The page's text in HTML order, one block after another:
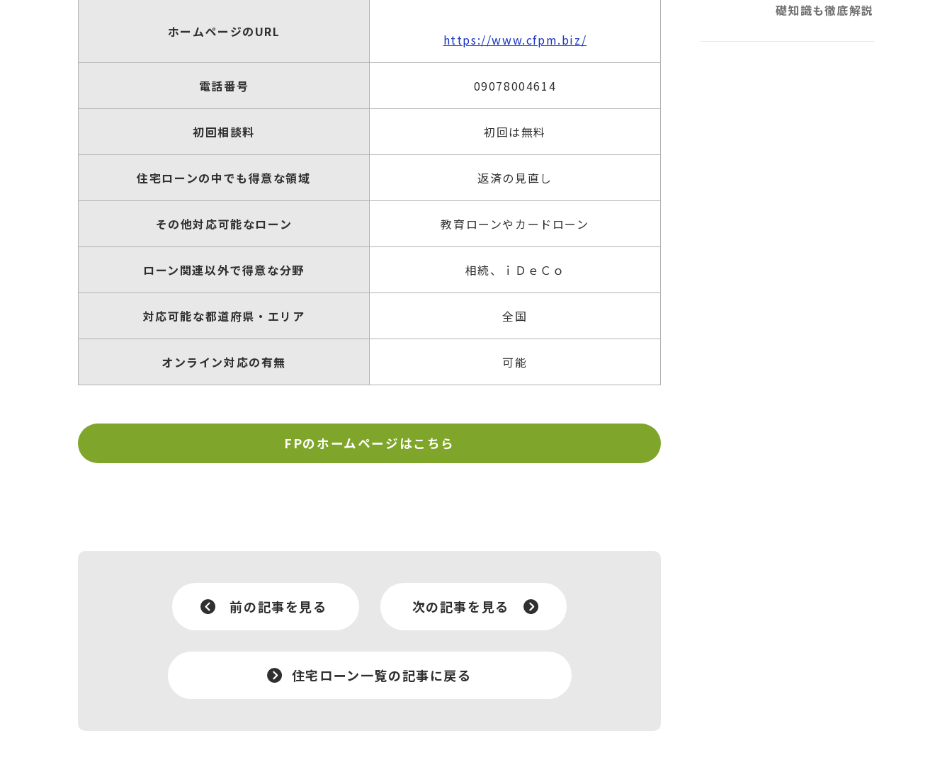
ホームページのURL https://www.cfpm.biz/
電話番号 09078004614
初回相談料 初回は無料
住宅ローンの中でも得意な領域 返済の見直し
その他対応可能なローン 教育ローンやカードローン
ローン関連以外で得意な分野 相続、ｉＤｅＣｏ
対応可能な都道府県・エリア 全国
オンライン対応の有無 可能
FPのホームページはこちら
前の記事を見る 次の記事を見る
住宅ローン一覧の記事に戻る
礎知識も徹底解説